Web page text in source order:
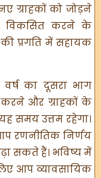
ग्राहकों को जोड़ने
विकसित करने के
प्रगति में सहायक
का दूसरा भाग
और ग्राहकों के
समय उत्तम रहेगा।
रणनीतिक निर्णय
सकते हैं। भविष्य में
आप व्यावसायिक